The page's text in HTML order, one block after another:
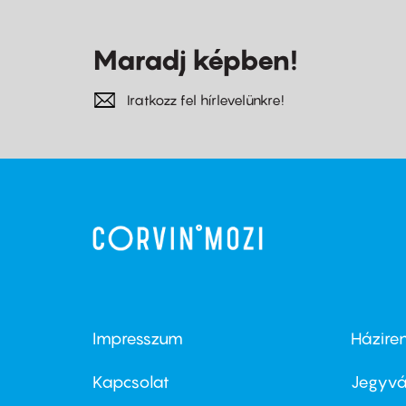
Maradj képben!
Iratkozz fel hírlevelünkre!
Footer
menu
Impresszum
Kapcsolat